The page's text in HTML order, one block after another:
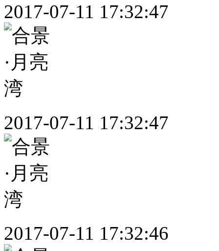
2017-07-11 17:32:47
2017-07-11 17:32:47
2017-07-11 17:32:46